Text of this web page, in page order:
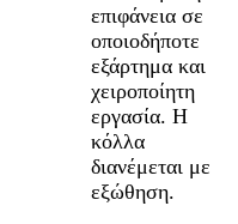
επιφάνεια σε
οποιοδήποτε
εξάρτημα και
χειροποίητη
εργασία. Η
κόλλα
διανέμεται με
εξώθηση.